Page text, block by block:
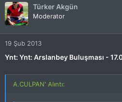
Türker Akgün
Moderator
19 Şub 2013
Ynt: Ynt: Arslanbey Buluşması -
A.CULPAN' Alıntı: